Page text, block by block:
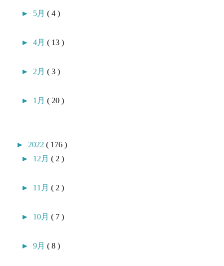
► 5月( 4 )
►4月( 13 )
► 2月( 3 )
► 1月( 20 )
► 2022( 176 )
► 12月( 2 )
► 11月( 2 )
► 10月( 7 )
►9月( 8 )